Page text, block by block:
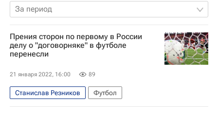
За период
Прения сторон по первому в России
делу о "договорняке" в футболе
перенесли
21 января 2022, 16:00 89
Станислав Резников Футбол